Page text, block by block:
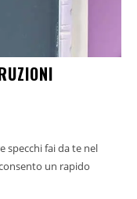
specchi fai da te nel
un rapido